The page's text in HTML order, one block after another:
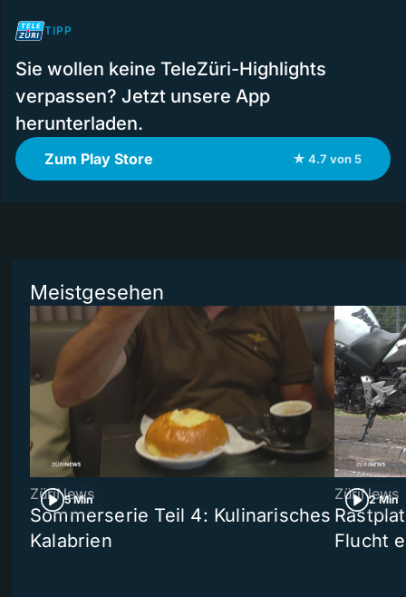
TIPP
Sie wollen keine TeleZüri-Highlights
verpassen? Jetzt unsere App
herunterladen.
Zum Play Store ★ 4.7 von 5
Meistgesehen
5 Min
ZüriNews
Sommerserie Teil 4: Kulinarisches
Kalabrien
2 Min
ZüriNews
Flucht